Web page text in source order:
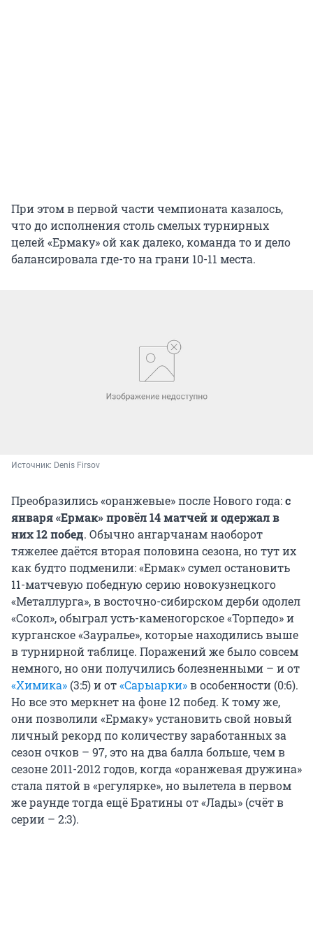
При этом в первой части чемпионата казалось,
что до исполнения столь смелых турнирных
целей «Ермаку» ой как далеко, команда то и дело
балансировала где-то на грани 10-11 места.
Источник: Denis Firsov
Преобразились «оранжевые» после Нового года:с
января «Ермак» провёл 14 матчей и одержал в
них 12 побед. Обычно ангарчанам наоборот
тяжелее даётся вторая половина сезона, но тут их
как будто подменили: «Ермак» сумел остановить
11-матчевую победную серию новокузнецкого
«Металлурга», в восточно-сибирском дерби одолел
«Сокол», обыграл усть-каменогорское «Торпедо» и
курганское «Зауралье», которые находились выше
в турнирной таблице. Поражений же было совсем
немного, но они получились болезненными – и от
«Химика» (3:5) и от«Сарыарки»в особенности (0:6).
Но все это меркнет на фоне 12 побед. К тому же,
они позволили «Ермаку» установить свой новый
личный рекорд по количеству заработанных за
сезон очков – 97, это на два балла больше, чем в
сезоне 2011-2012 годов, когда «оранжевая дружина»
стала пятой в «регулярке», но вылетела в первом
же раунде тогда ещё Братины от «Лады» (счёт в
серии – 2:3).